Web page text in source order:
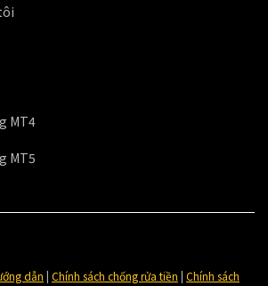
MT4
MT5
dẫn | Chính sách chống rửa tiền | Chính sách